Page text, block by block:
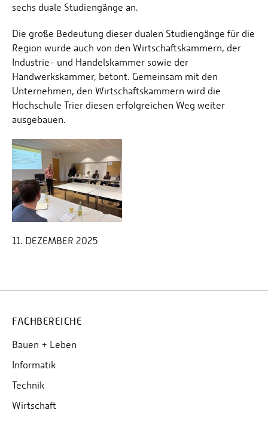
sechs duale Studiengänge an.
Die große Bedeutung dieser dualen Studiengänge für die
Region wurde auch von den Wirtschaftskammern, der
Industrie- und Handelskammer sowie der
Handwerkskammer, betont. Gemeinsam mit den
Unternehmen, den Wirtschaftskammern wird die
Hochschule Trier diesen erfolgreichen Weg weiter
ausgebauen.
11. DEZEMBER 2025
FACHBEREICHE
Bauen + Leben
Informatik
Technik
Wirtschaft